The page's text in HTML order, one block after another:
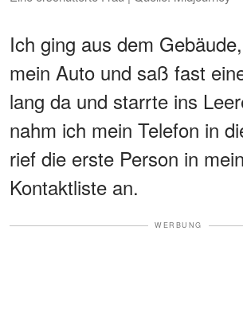
Ich ging aus dem
mein Auto und saß fast
lang da und starrte ins
nahm ich mein Telefon in
rief die erste Person in
Kontaktliste an.
WERBUNG